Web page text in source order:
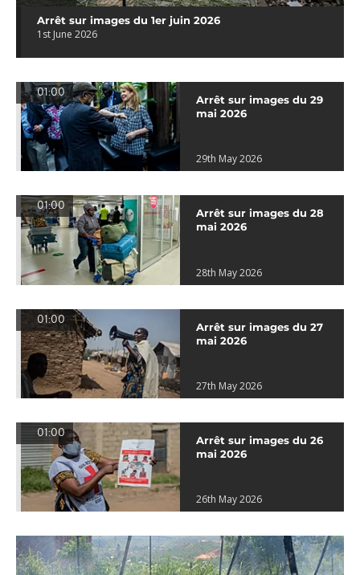
Arrêt sur images du 1er juin 2026
1st June 2026
01:00
Arrêt sur images du 29
mai 2026
29th May 2026
01:00
Arrêt sur images du 28
mai 2026
28th May 2026
01:00
Arrêt sur images du 27
mai 2026
27th May 2026
01:00
Arrêt sur images du 26
mai 2026
26th May 2026